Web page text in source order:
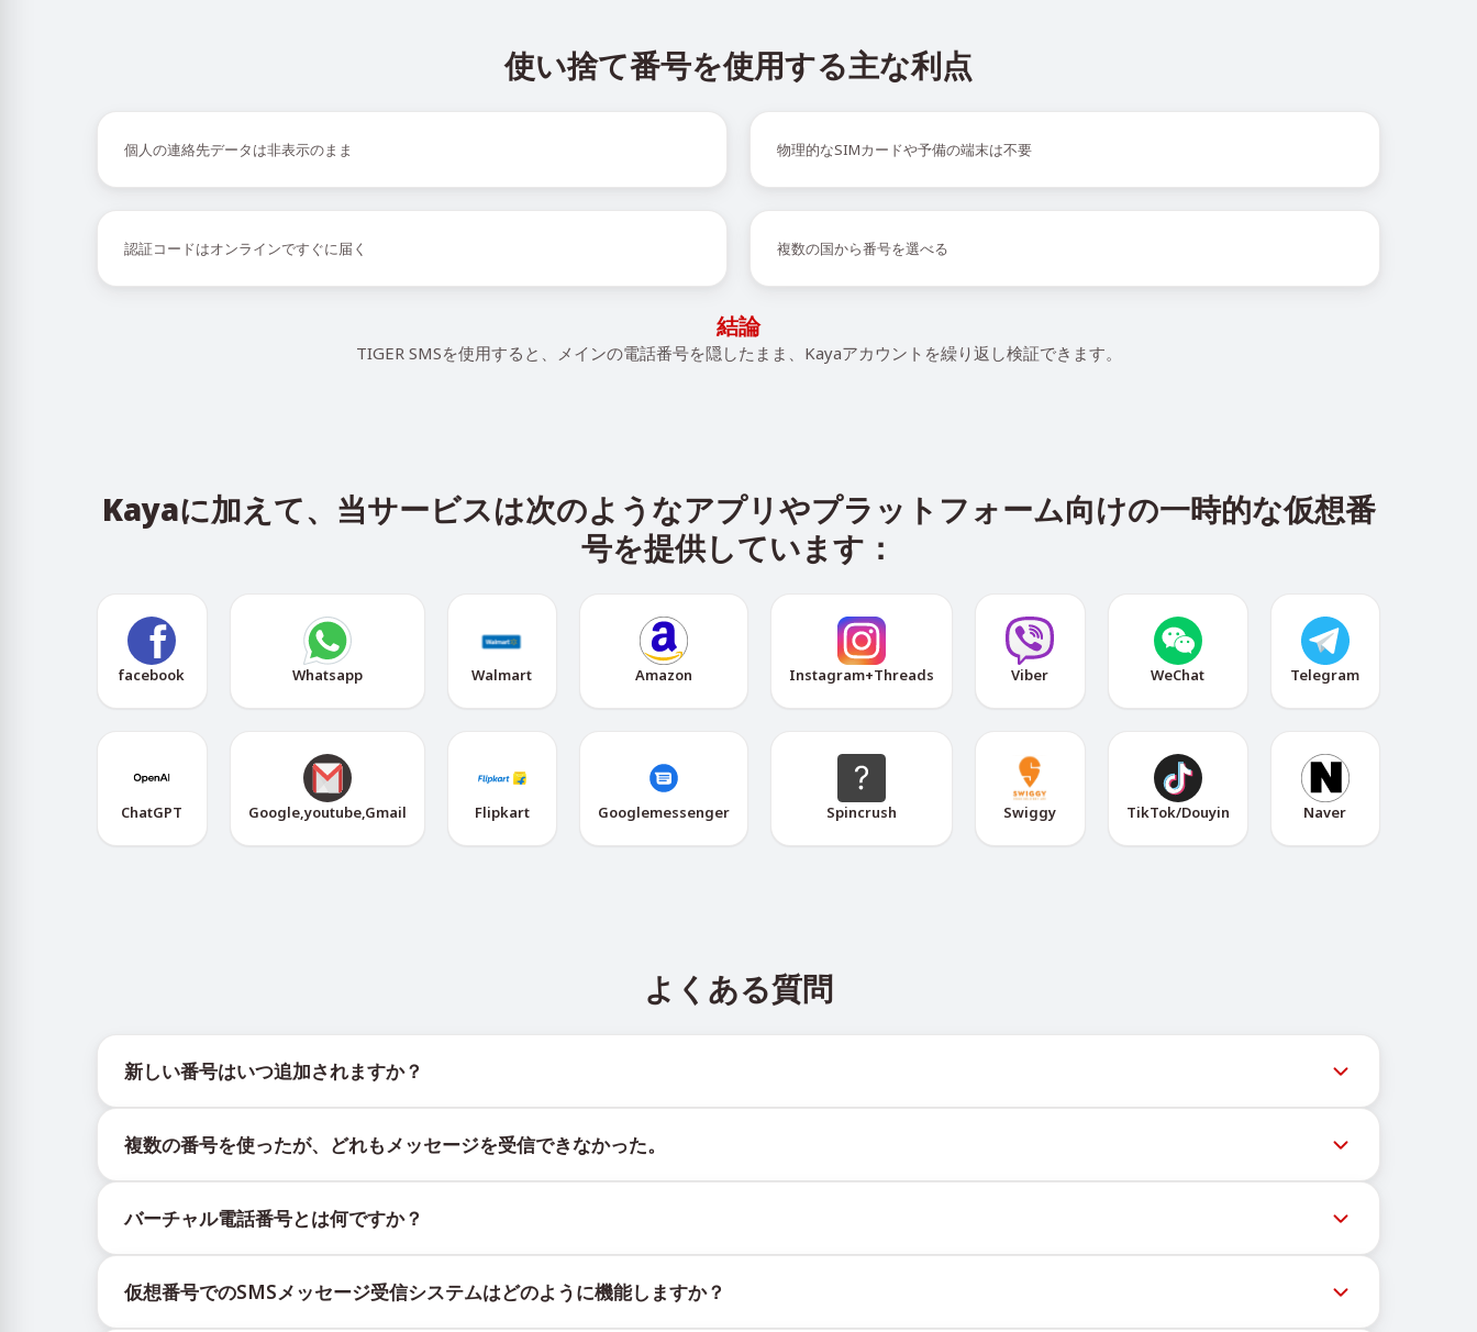
使い捨て番号を使用する主な利点
個人の連絡先データは非表示のまま 物理的なSIMカードや予備の端末は不要
認証コードはオンラインですぐに届く 複数の国から番号を選べる
結論
TIGER SMSを使用すると、メインの電話番号を隠したまま、Kayaアカウントを繰り返し検証できます。
Kayaに加えて、当サービスは次のようなアプリやプラットフォーム向けの一時的な仮想番
号を提供しています：
facebook Whatsapp Walmart Amazon Instagram+Threads Viber WeChat Telegram
ChatGPT Google,youtube,Gmail Flipkart Googlemessenger Spincrush Swiggy TikTok/Douyin Naver
よくある質問
新しい番号はいつ追加されますか？
更新を提供します。
複数の番号を使ったが、どれもメッセージを受信できなかった。
ックされる場合があります。配信成功率を高めるには、次の方法をお試しください：
新しい番号を継続的に使用する。
異なる国の番号を試してください。
バーチャル電話番号とは何ですか？
証コードを含むSMSメッセージの受信です。
仮想番号でのSMSメッセージ受信システムはどのように機能しますか？